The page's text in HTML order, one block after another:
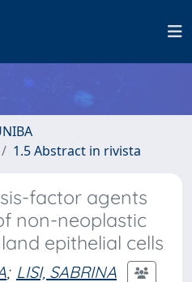
1.5 Abstract in rivista
factor agents
non-neoplastic
epithelial cells
; LISI, SABRINA